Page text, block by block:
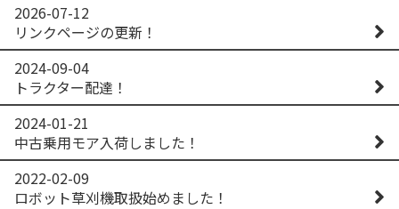
2026-07-12
リンクページの更新！
2024-09-04
トラクター配達！
2024-01-21
中古乗用モア入荷しました！
2022-02-09
ロボット草刈機取扱始めました！